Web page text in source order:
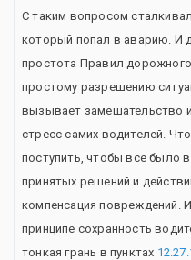
С таким вопросом
который попал в аварию. И
простота Правил
простому разрешению
вызывает замешательство
стресс самих водителей.
поступить, чтобы все было
принятых решений и
компенсация повреждений.
принципе сохранность
тонкая грань в пунктах